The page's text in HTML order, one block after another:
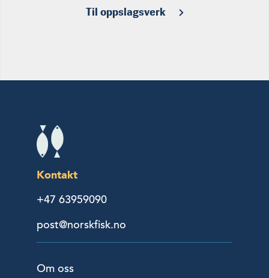
Til oppslagsverk
Kontakt
+47 63959090
post@norskfisk.no
Om oss